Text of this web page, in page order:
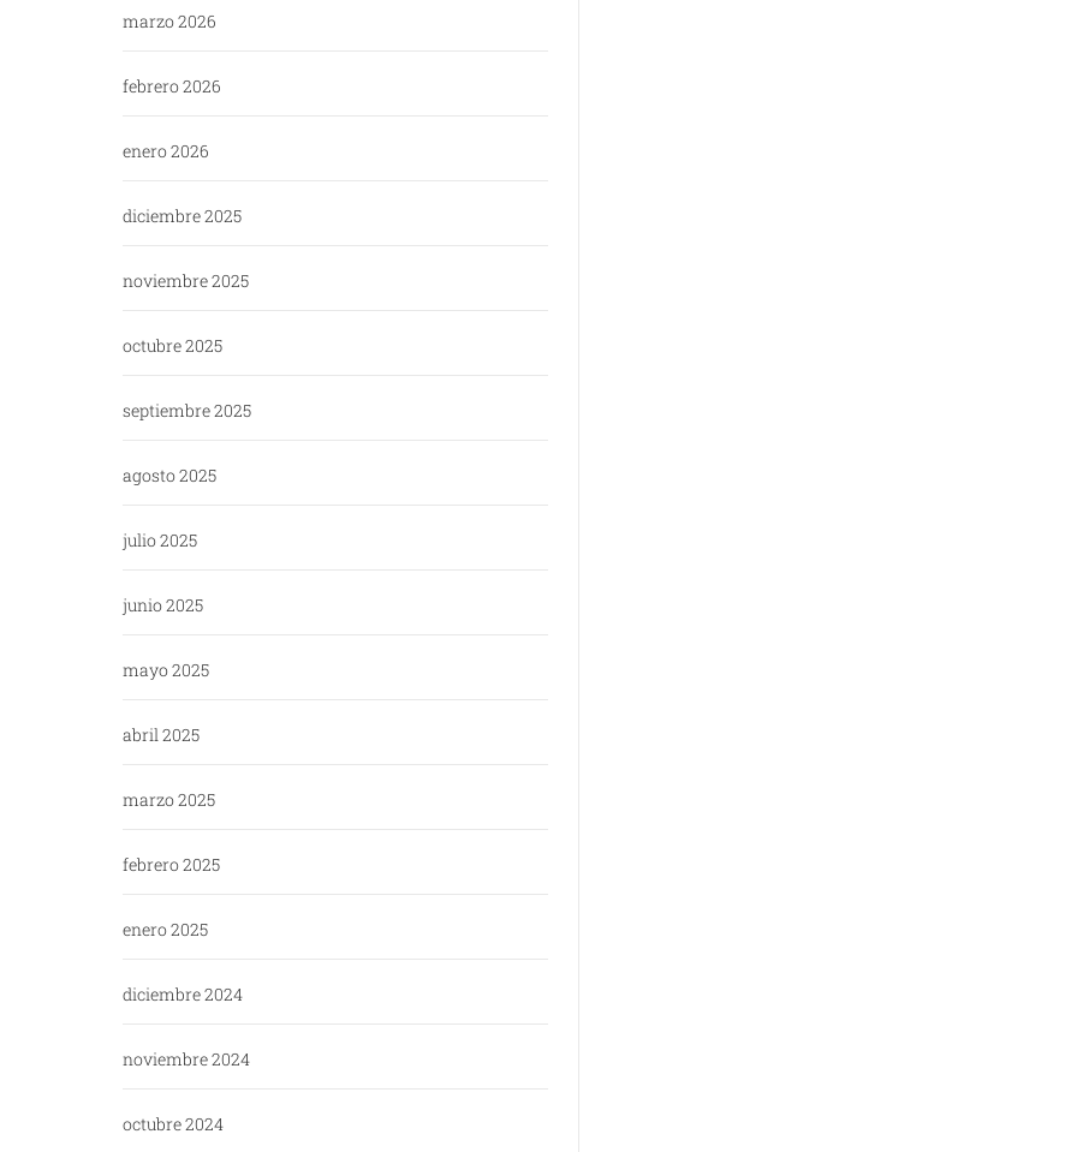
marzo 2026
febrero 2026
enero 2026
diciembre 2025
noviembre 2025
octubre 2025
septiembre 2025
agosto 2025
julio 2025
junio 2025
mayo 2025
abril 2025
marzo 2025
febrero 2025
enero 2025
diciembre 2024
noviembre 2024
octubre 2024